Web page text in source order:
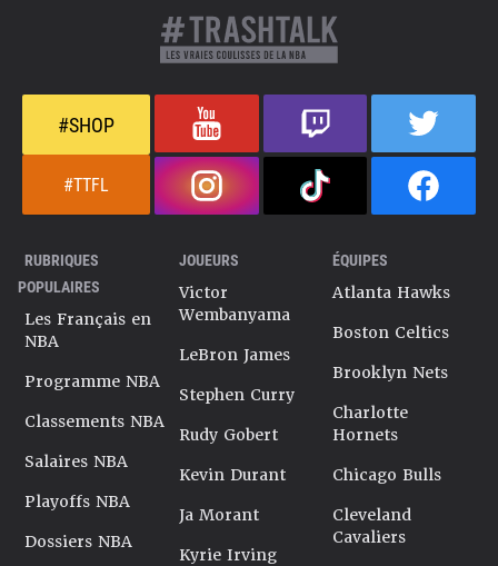
#SHOP
#TTFL
RUBRIQUES
POPULAIRES
Les Français en
NBA
Programme NBA
Classements NBA
Salaires NBA
Playoffs NBA
Dossiers NBA
JOUEURS
Victor
Wembanyama
LeBron James
Stephen Curry
Rudy Gobert
Kevin Durant
Ja Morant
Kyrie Irving
ÉQUIPES
Atlanta Hawks
Boston Celtics
Brooklyn Nets
Charlotte
Hornets
Chicago Bulls
Cleveland
Cavaliers